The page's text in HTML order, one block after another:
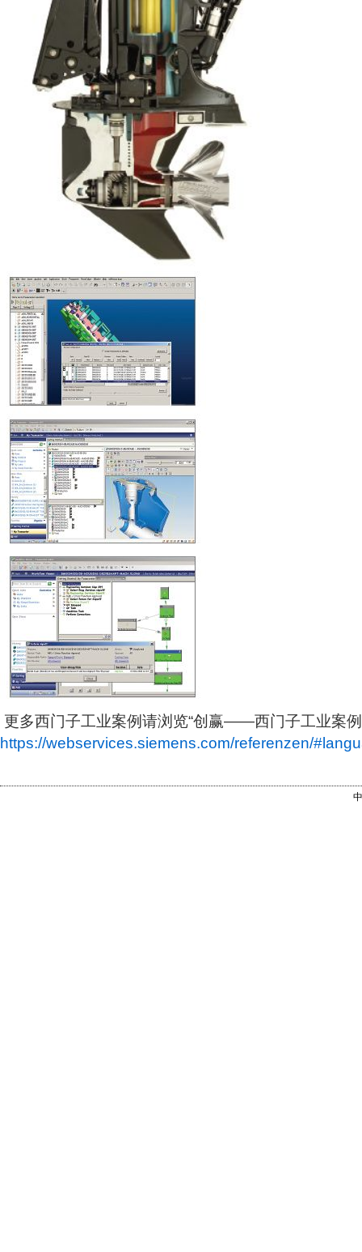
更多西门子工业案例请浏览“创赢——西门子工业案例
https://webservices.siemens.com/referenzen/